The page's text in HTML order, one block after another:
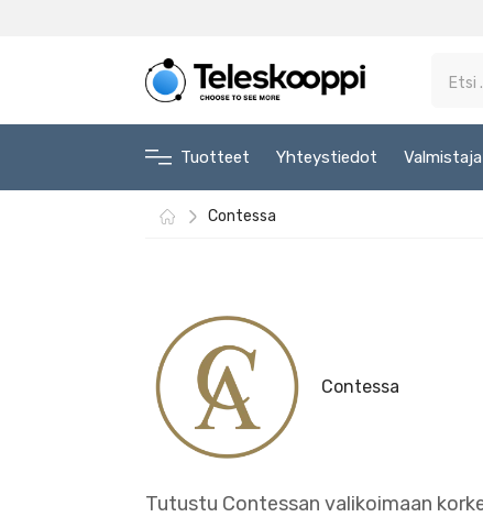
Tuotteet Yhteystiedot
Contessa
Contessa
Tutustu Contessan valikoimaan